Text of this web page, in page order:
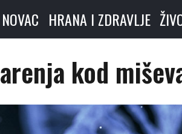
HRANA I ZDRAVLJE
kod